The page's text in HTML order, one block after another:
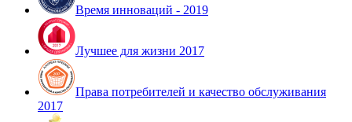
Время инноваций - 2019
Лучшее для жизни 2017
Права потребителей и качество обслуживания
2017